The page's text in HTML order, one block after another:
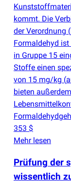
kommt. Die
der Verordnung (
Formaldehyd
in Gruppe 15
Stoffe einen
von 15 mg/kg (
bieten
353 $
Mehr lesen
Prüfung der
wissentlich